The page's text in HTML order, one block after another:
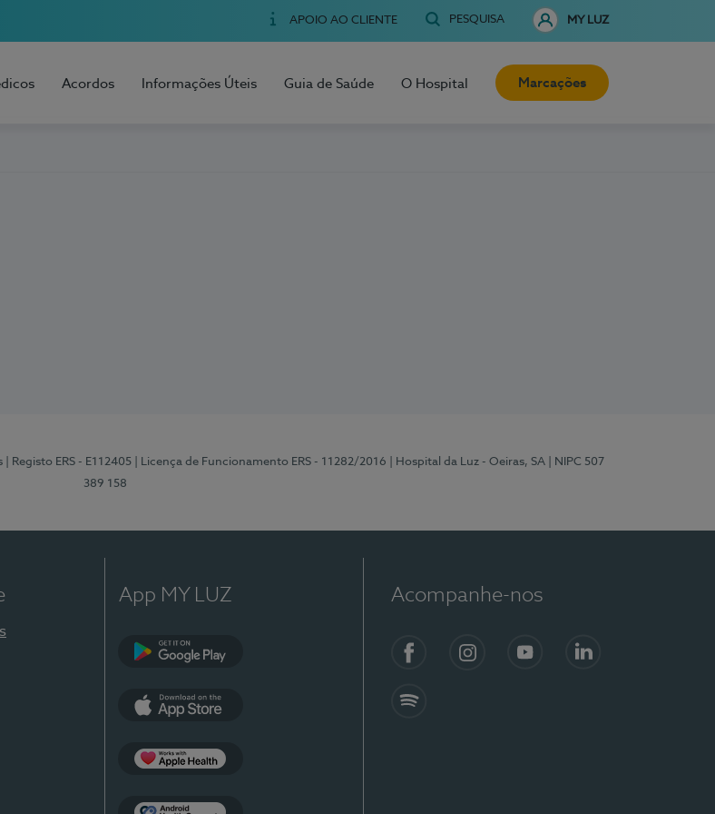
APOIO AO CLIENTE PESQUISA MY LUZ
Acordos Informações Úteis Guia de Saúde O Hospital Marcações
| Registo ERS - E112405 | Licença de Funcionamento ERS - 11282/2016 | Hospital da Luz - Oeiras, SA
| NIPC 507
389 158
App MY LUZ Acompanhe-nos